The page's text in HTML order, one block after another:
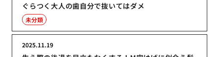
ぐらつく大人の歯自分で抜いてはダメ
未分類
2025.11.19